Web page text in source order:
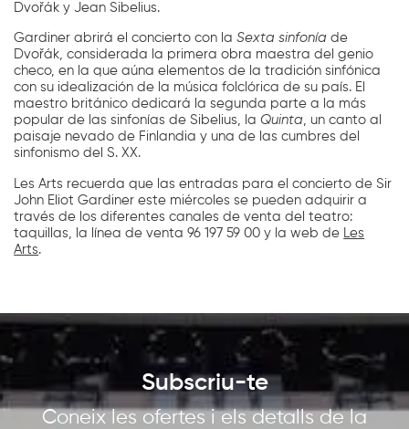
Dvořák y Jean Sibelius.
Gardiner abrirá el concierto con laSexta sinfonía de
Dvořák, considerada la primera obra maestra del genio
checo, en la que aúna elementos de la tradición sinfónica
con su idealización de la música folclórica de su país. El
maestro británico dedicará la segunda parte a la más
popular de las sinfonías de Sibelius, laQuinta, un canto al
paisaje nevado de Finlandia y una de las cumbres del
sinfonismo del S. XX.
Les Arts recuerda que las entradas para el concierto de Sir
John Eliot Gardiner este miércoles se pueden adquirir a
través de los diferentes canales de venta del teatro:
taquillas, la línea de venta 96 197 59 00 y la web de
Les
Arts.
Subscriu-te
Coneix les ofertes i els detalls de la